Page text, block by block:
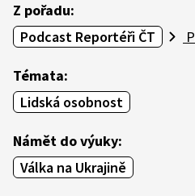
Z pořadu:
Podcast Reportéři ČT
Témata:
Lidská osobnost
Námět do výuky:
Válka na Ukrajině